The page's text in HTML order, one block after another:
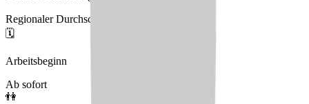
Regionaler Durchschnitt
🗓️
Arbeitsbeginn
Ab sofort
👫